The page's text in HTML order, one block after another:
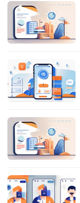
与
支
持
解
普
元
联
系
我
们